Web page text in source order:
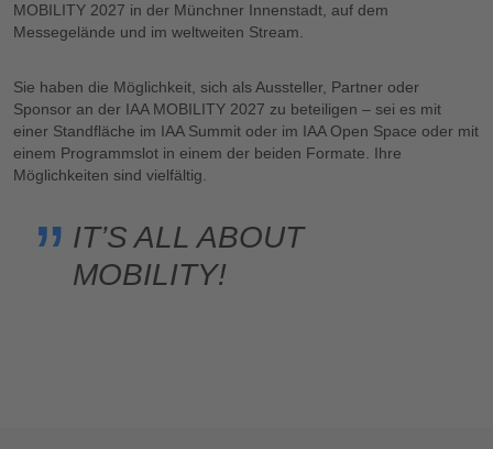
MOBILITY 2027 in der Münchner Innenstadt, auf dem
Messegelände und im weltweiten Stream.
Sie haben die Möglichkeit, sich als Aussteller, Partner oder
Sponsor an der IAA MOBILITY 2027 zu beteiligen – sei es mit
einer Standfläche im IAA Summit oder im IAA Open Space oder mit
einem Programmslot in einem der beiden Formate. Ihre
Möglichkeiten sind vielfältig.
IT’S ALL ABOUT
MOBILITY!